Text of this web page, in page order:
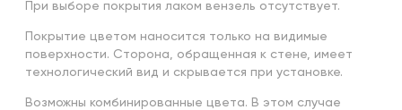
При выборе покрытия лаком вензель отсутствует.
Покрытие цветом наносится только на видимые
поверхности. Сторона, обращенная к стене, имеет
технологический вид и скрывается при установке.
Возможны комбинированные цвета. В этом случае